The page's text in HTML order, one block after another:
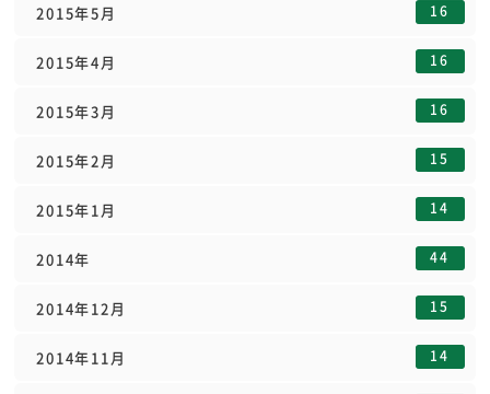
2015年5月 16
2015年4月 16
2015年3月 16
2015年2月 15
2015年1月 14
2014年 44
2014年12月 15
2014年11月 14